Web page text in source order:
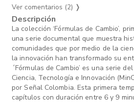
Ver comentarios (2) ❭
Descripción
La colección ‘Fórmulas de Cambio’,
una serie documental que muestra
comunidades que por medio de la
la innovación han transformado su
´Fórmulas de Cambio’ es una serie
Ciencia, Tecnología e Innovación
por Señal Colombia. Esta primera
capítulos con duración entre 6 y 9